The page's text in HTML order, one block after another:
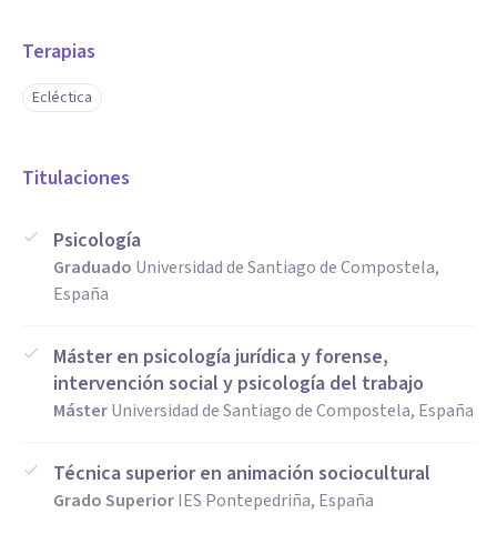
Terapias
Ecléctica
Titulaciones
Psicología
Graduado Universidad de Santiago de Compostela,
España
Máster en psicología jurídica y forense,
intervención social y psicología del trabajo
MásterUniversidad de Santiago de Compostela, España
Técnica superior en animación sociocultural
Grado SuperiorIES Pontepedriña, España